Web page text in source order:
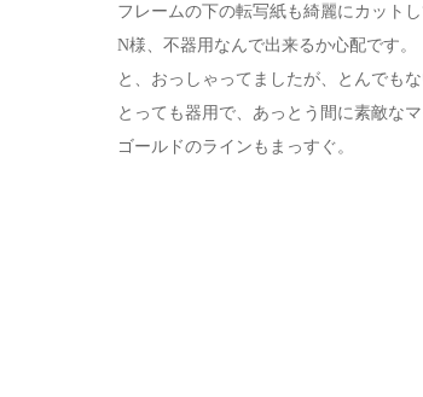
フレームの下の転写紙も綺麗にカット
N様、不器用なんで出来るか心配です。
と、おっしゃってましたが、とんでも
とっても器用で、あっとう間に素敵な
ゴールドのラインもまっすぐ。